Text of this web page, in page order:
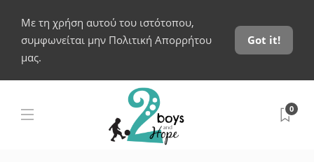
Με τη χρήση αυτού του ιστότοπου,
συμφωνείται μην Πολιτική Απορρήτου
μας.
Got it!
0